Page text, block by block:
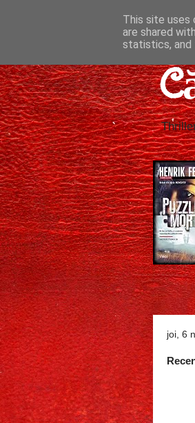
joi, 6
This site uses
are shared
statistics, and